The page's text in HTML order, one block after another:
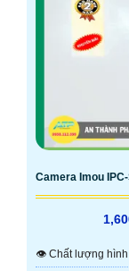
Camera Imou
👁 Chất lượng